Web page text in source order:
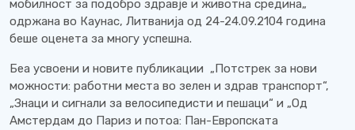
мобилност за подобро здравје и животна средина„
одржана во Каунaс, Литванија од 24-24.09.2104 година
беше оценета за многу успешна.
Беа усвоени и новите публикации „Потстрек за нови
можности: работни места во зелен и здрав транспорт“,
„Знаци и сигнали за велосипедисти и пешаци“ и „Од
Амстердам до Париз и потоа: Пан-Европската